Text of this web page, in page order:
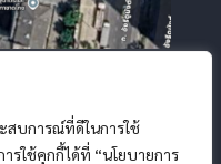
สบการณ์ที่ดีในการใช้
รใช้คุกกี้ได้ที่ “นโยบายการ